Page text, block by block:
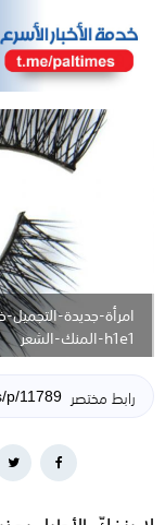
امرأة-جديدة-
h1e1-المنك-الشعر
رابط مختصر